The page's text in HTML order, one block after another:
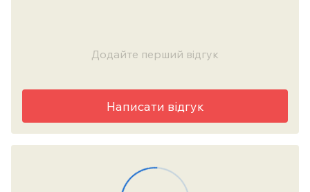
Додайте перший відгук
Написати відгук